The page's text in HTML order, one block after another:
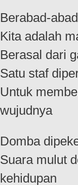
Berabad-
Kita adalah
Berasal dari
Satu staf
Untuk
wujudnya
Domba
Suara mulut
kehidupan